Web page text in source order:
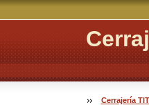
Cerrajería